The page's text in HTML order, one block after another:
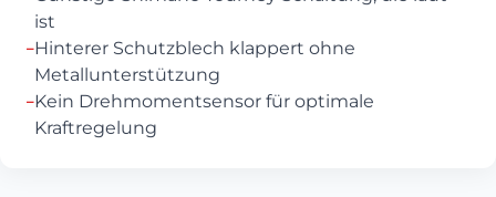
ist
–Hinterer Schutzblech klappert ohne
Metallunterstützung
–Kein Drehmomentsensor für optimale
Kraftregelung